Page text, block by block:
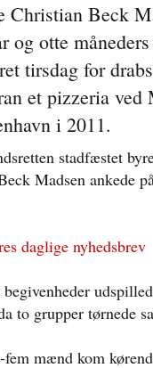
Christian Beck
og otte
tirsdag for
et pizzeria ved
i 2011.
stadfæstet
Madsen ankede
daglige nyhedsbrev
to grupper tørnede
mænd kom